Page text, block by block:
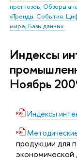
прогнозов; Обзоры
«Тренды. События.
мире; Базы данных.
Индексы
Ноябрь
Индексы
продукции для
экономической